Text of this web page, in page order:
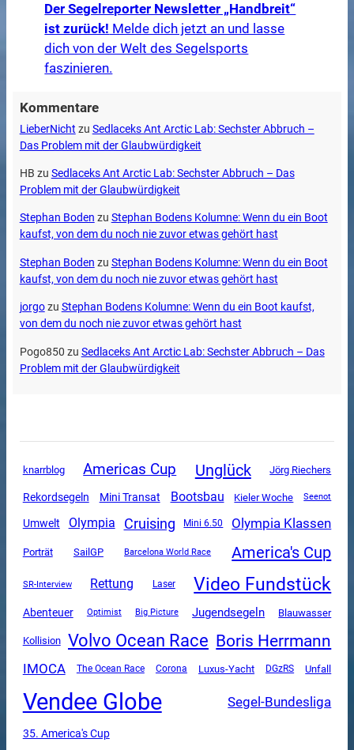
Der Segelreporter Newsletter „Handbreit“
ist zurück! Melde dich jetzt an und lasse
dich von der Welt des Segelsports
faszinieren.
Kommentare
LieberNicht zu Sedlaceks Ant Arctic Lab: Sechster Abbruch –
Das Problem mit der Glaubwürdigkeit
HB zu Sedlaceks Ant Arctic Lab: Sechster Abbruch – Das
Problem mit der Glaubwürdigkeit
Stephan Boden zu Stephan Bodens Kolumne: Wenn du ein Boot
kaufst, von dem du noch nie zuvor etwas gehört hast
Stephan Boden zu Stephan Bodens Kolumne: Wenn du ein Boot
kaufst, von dem du noch nie zuvor etwas gehört hast
jorgozu Stephan Bodens Kolumne: Wenn du ein Boot kaufst,
von dem du noch nie zuvor etwas gehört hast
Pogo850 zu Sedlaceks Ant Arctic Lab: Sechster Abbruch – Das
Problem mit der Glaubwürdigkeit
knarrblog Americas Cup Unglück Jörg Riechers
Rekordsegeln Mini Transat Bootsbau Kieler Woche Seenot
Umwelt Olympia Cruising Mini 6.50 Olympia Klassen
Porträt SailGP Barcelona World Race America's Cup
SR-Interview Rettung Laser Video Fundstück
Abenteuer Optimist Big Picture Jugendsegeln Blauwasser
Kollision Volvo Ocean Race Boris Herrmann
IMOCA The Ocean Race Corona Luxus-Yacht DGzRS Unfall
Vendee Globe Segel-Bundesliga
35. America's Cup